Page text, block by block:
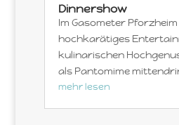
Dinnershow
Im Gasometer
hochkarätiges
kulinarischen
als Pantomime
mehr lesen